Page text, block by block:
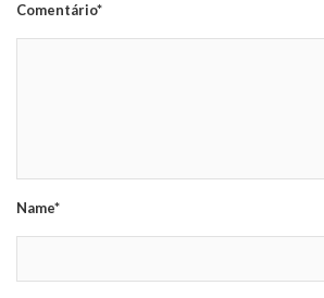
Comentário*
Name*